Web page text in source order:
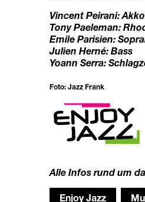
Vincent Peirani:
Tony Paeleman:
Emile Parisien:
Julien Herné: Bass
Yoann Serra:
Foto: Jazz Frank
Alle Infos rund um
Enjoy Jazz